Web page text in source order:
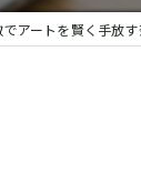
でアートを賢く手放